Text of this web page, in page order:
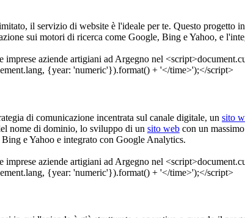
il servizio di website è l'ideale per te. Questo
sui motori di ricerca come Google, Bing e Yahoo, e
di comunicazione incentrata sul canale digitale, un sito
nome di dominio, lo sviluppo di un sito web con un
e Yahoo e integrato con Google Analytics.